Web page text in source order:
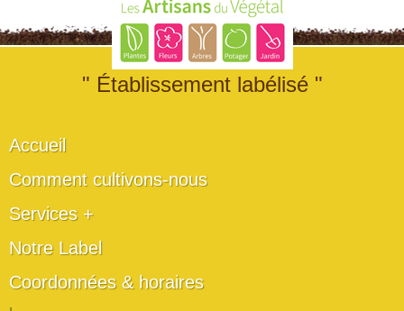
" Établissement labélisé "
Accueil
Comment cultivons-nous
Services +
Notre Label
Coordonnées & horaires